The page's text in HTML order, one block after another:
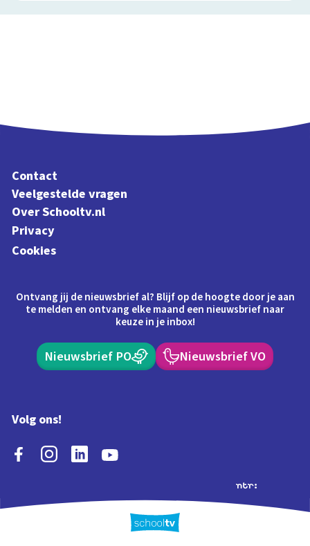
Contact
Veelgestelde vragen
Over Schooltv.nl
Privacy
Cookies
Ontvang jij de nieuwsbrief al? Blijf op de hoogte door je aan
te melden en ontvang elke maand een nieuwsbrief naar
keuze in je inbox!
Nieuwsbrief PO Nieuwsbrief VO
Volg ons!